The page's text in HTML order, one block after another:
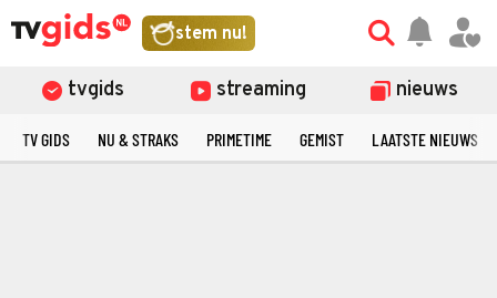
stem nu!
tvgids streaming nieuws
TV GIDS NU & STRAKS PRIMETIME GEMIST LAATSTE NIEUWS